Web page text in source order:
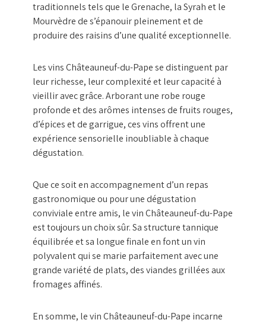
traditionnels tels que le Grenache, la Syrah et le
Mourvèdre de s’épanouir pleinement et de
produire des raisins d’une qualité exceptionnelle.
Les vins Châteauneuf-du-Pape se distinguent par
leur richesse, leur complexité et leur capacité à
vieillir avec grâce. Arborant une robe rouge
profonde et des arômes intenses de fruits rouges,
d’épices et de garrigue, ces vins offrent une
expérience sensorielle inoubliable à chaque
dégustation.
Que ce soit en accompagnement d’un repas
gastronomique ou pour une dégustation
conviviale entre amis, le vin Châteauneuf-du-Pape
est toujours un choix sûr. Sa structure tannique
équilibrée et sa longue finale en font un vin
polyvalent qui se marie parfaitement avec une
grande variété de plats, des viandes grillées aux
fromages affinés.
En somme, le vin Châteauneuf-du-Pape incarne